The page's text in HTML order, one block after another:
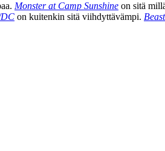
Monster at Camp Sunshine on sitä
on kuitenkin sitä viihdyttävämpi.